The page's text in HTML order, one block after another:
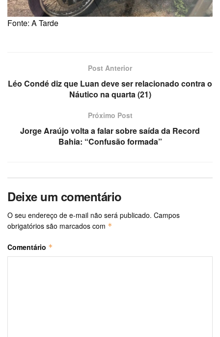
Fonte: A Tarde
Post Anterior
Léo Condé diz que Luan deve ser relacionado contra o
Náutico na quarta (21)
Próximo Post
Jorge Araújo volta a falar sobre saída da Record
Bahia: “Confusão formada”
Deixe um comentário
O seu endereço de e-mail não será publicado. Campos
obrigatórios são marcados com *
Comentário *